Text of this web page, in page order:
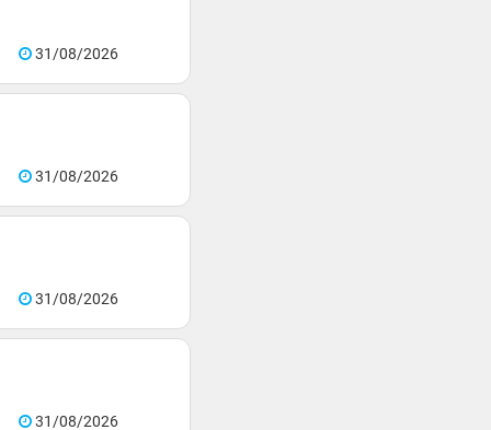
31/08/2026
31/08/2026
31/08/2026
31/08/2026